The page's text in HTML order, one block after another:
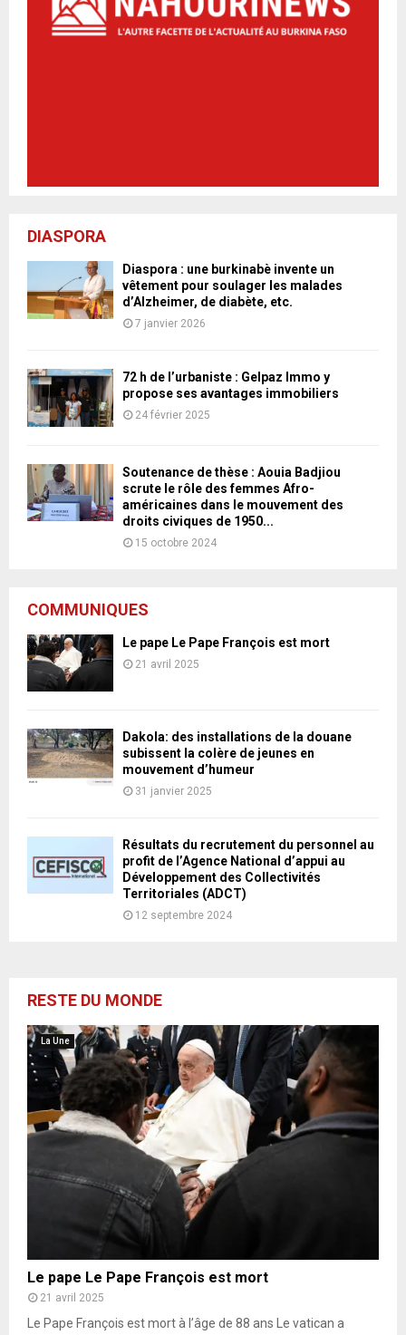
DIASPORA
Diaspora : une burkinabè invente un
vêtement pour soulager les malades
d’Alzheimer, de diabète, etc.
7 janvier 2026
72 h de l’urbaniste : Gelpaz Immo y
propose ses avantages immobiliers
24 février 2025
Soutenance de thèse : Aouia Badjiou
scrute le rôle des femmes Afro-
américaines dans le mouvement des
droits civiques de 1950...
15 octobre 2024
COMMUNIQUES
Le pape Le Pape François est mort
21 avril 2025
Dakola: des installations de la douane
subissent la colère de jeunes en
mouvement d’humeur
31 janvier 2025
Résultats du recrutement du personnel au
profit de l’Agence National d’appui au
Développement des Collectivités
Territoriales (ADCT)
12 septembre 2024
RESTE DU MONDE
La Une
Le pape Le Pape François est mort
21 avril 2025
Le Pape François est mort à l’âge de 88 ans Le vatican a